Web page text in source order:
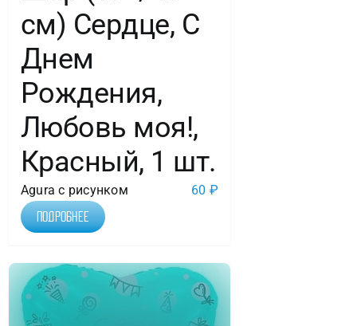
см) Сердце, С
Днем
Рождения,
Любовь моя!,
Красный, 1 шт.
Agura с рисунком 60 ₽
Подробнее